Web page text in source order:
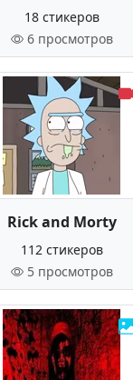
18 стикеров
6 просмотров
Rick and Morty
112 стикеров
5 просмотров